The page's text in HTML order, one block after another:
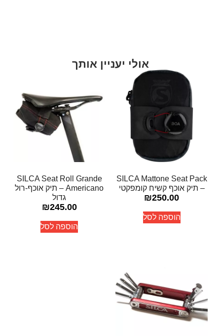
אולי יעניין אותך
SILCA Mattone Seat Pack
– תיק אוכף קשיח קומפקטי
₪250.00
הוספה לסל
SILCA Seat Roll Grande
Americano – תיק אוכף-רול
גדול
₪245.00
הוספה לסל